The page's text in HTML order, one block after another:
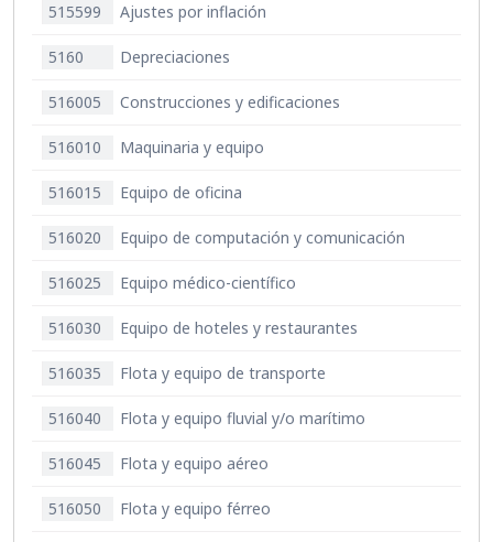
515599 Ajustes por inflación
5160 Depreciaciones
516005 Construcciones y edificaciones
516010 Maquinaria y equipo
516015 Equipo de oficina
516020 Equipo de computación y comunicación
516025 Equipo médico-científico
516030 Equipo de hoteles y restaurantes
516035 Flota y equipo de transporte
516040 Flota y equipo fluvial y/o marítimo
516045 Flota y equipo aéreo
516050 Flota y equipo férreo